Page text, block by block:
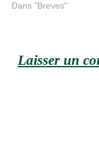
Dans "Breves"
Laisser un